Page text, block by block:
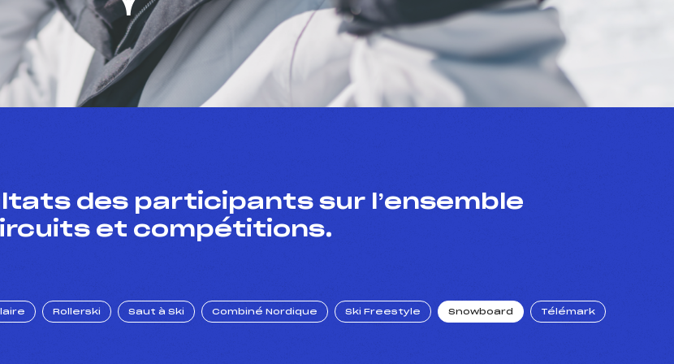
des participants sur l’ensemble
et compétitions.
Rollerski Saut à Ski Combiné Nordique Ski Freestyle Snowboard Télémark